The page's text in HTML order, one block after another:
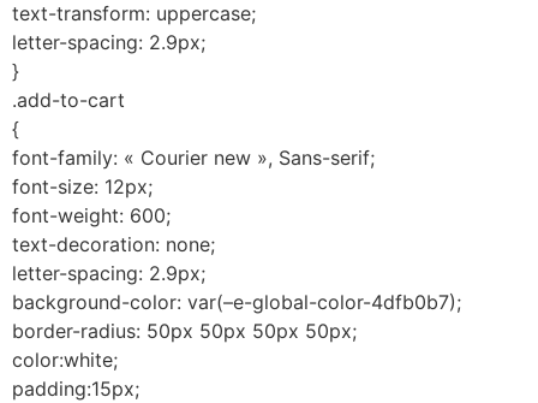
text-transform: uppercase;
letter-spacing: 2.9px;
}
.add-to-cart
{
font-family: « Courier new », Sans-serif;
font-size: 12px;
font-weight: 600;
text-decoration: none;
letter-spacing: 2.9px;
background-color: var(–e-global-color-4dfb0b7);
border-radius: 50px 50px 50px 50px;
color:white;
padding:15px;